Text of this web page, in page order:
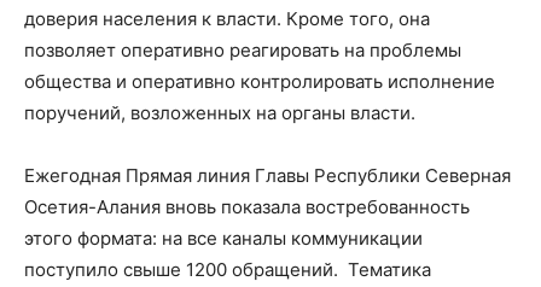
доверия населения к власти. Кроме того, она
позволяет оперативно реагировать на проблемы
общества и оперативно контролировать исполнение
поручений, возложенных на органы власти.
Ежегодная Прямая линия Главы Республики Северная
Осетия-Алания вновь показала востребованность
этого формата: на все каналы коммуникации
поступило свыше 1200 обращений. Тематика